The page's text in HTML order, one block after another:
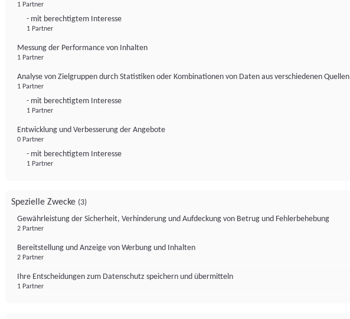
1 Partner
- mit berechtigtem Interesse
1 Partner
Messung der Performance von Inhalten
1 Partner
Analyse von Zielgruppen durch Statistiken oder Kombinationen von Daten aus verschiedenen Quellen
1 Partner
- mit berechtigtem Interesse
1 Partner
Entwicklung und Verbesserung der Angebote
0 Partner
- mit berechtigtem Interesse
1 Partner
Spezielle Zwecke (3)
Gewährleistung der Sicherheit, Verhinderung und Aufdeckung von Betrug und Fehlerbehebung
2 Partner
Bereitstellung und Anzeige von Werbung und Inhalten
2 Partner
Ihre Entscheidungen zum Datenschutz speichern und übermitteln
1 Partner